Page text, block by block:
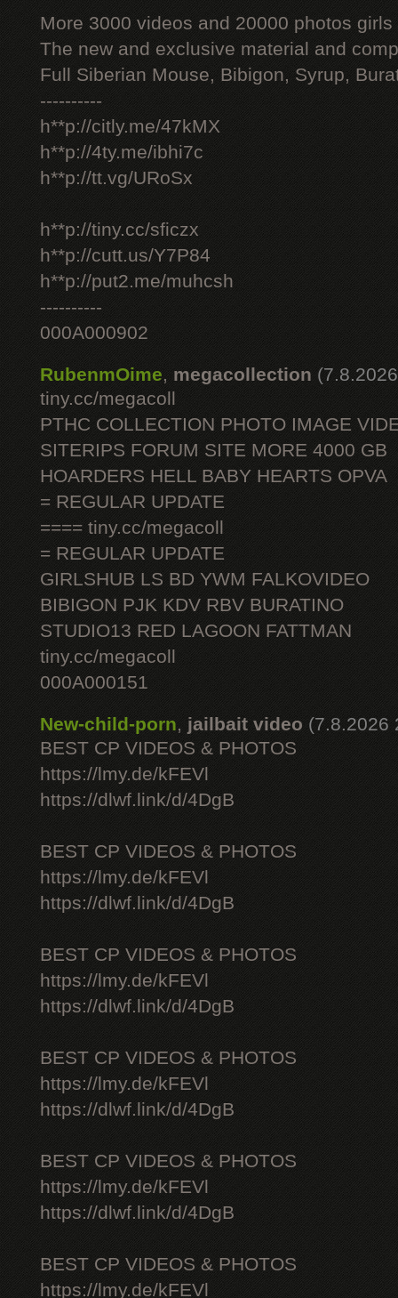
More 3000 videos and 20000 photos
The new and exclusive material and
Full Siberian Mouse, Bibigon, Syrup,
----------
h**p://citly.me/47kMX
h**p://4ty.me/ibhi7c
h**p://tt.vg/URoSx
h**p://tiny.cc/sficzx
h**p://cutt.us/Y7P84
h**p://put2.me/muhcsh
----------
000A000902
RubenmOime, megacollection
tiny.cc/megacoll
PTHC COLLECTION PHOTO IMAGE
SITERIPS FORUM SITE MORE 4000 GB
HOARDERS HELL BABY HEARTS OPVA
= REGULAR UPDATE
==== tiny.cc/megacoll
= REGULAR UPDATE
GIRLSHUB LS BD YWM FALKOVIDEO
BIBIGON PJK KDV RBV BURATINO
STUDIO13 RED LAGOON FATTMAN
tiny.cc/megacoll
000A000151
New-child-porn, jailbait video (7.8.2026
BEST CP VIDEOS & PHOTOS
https://lmy.de/kFEVl
https://dlwf.link/d/4DgB
BEST CP VIDEOS & PHOTOS
https://lmy.de/kFEVl
https://dlwf.link/d/4DgB
BEST CP VIDEOS & PHOTOS
https://lmy.de/kFEVl
https://dlwf.link/d/4DgB
BEST CP VIDEOS & PHOTOS
https://lmy.de/kFEVl
https://dlwf.link/d/4DgB
BEST CP VIDEOS & PHOTOS
https://lmy.de/kFEVl
https://dlwf.link/d/4DgB
BEST CP VIDEOS & PHOTOS
https://lmy.de/kFEVl